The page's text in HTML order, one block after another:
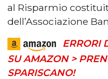
al Risparmio
dell’Associazione
ERRORI
SU AMAZON >
SPARISCANO!